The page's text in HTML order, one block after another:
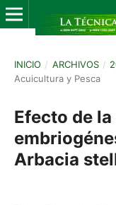
INICIO / ARCHIVOS /
Acuicultura y Pesca
Efecto de
Arbacia